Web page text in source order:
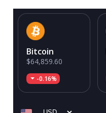
Bitcoin
$64,859.60
-0.16%